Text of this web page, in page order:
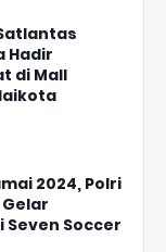
Hadir
di Mall
2024, Polri
Soccer